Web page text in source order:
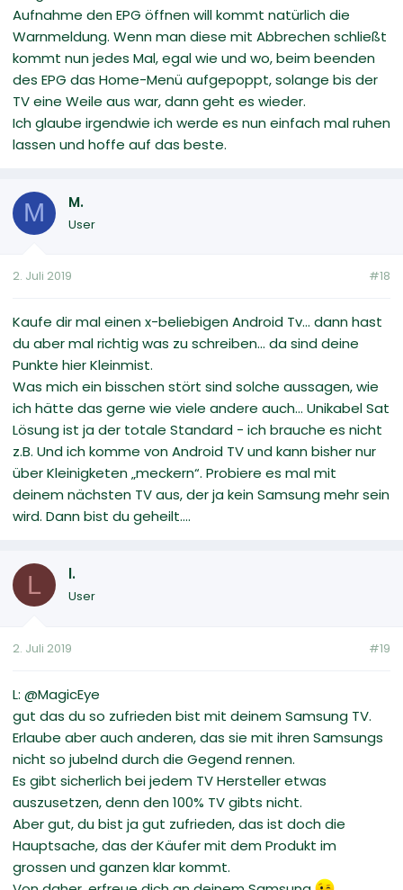
Aufnahme den EPG öffnen will kommt natürlich die
Warnmeldung. Wenn man diese mit Abbrechen schließt
kommt nun jedes Mal, egal wie und wo, beim beenden
des EPG das Home-Menü aufgepoppt, solange bis der
TV eine Weile aus war, dann geht es wieder.
Ich glaube irgendwie ich werde es nun einfach mal ruhen
lassen und hoffe auf das beste.
M M.
User
2. Juli 2019 #18
Kaufe dir mal einen x-beliebigen Android Tv... dann hast
du aber mal richtig was zu schreiben... da sind deine
Punkte hier Kleinmist.
Was mich ein bisschen stört sind solche aussagen, wie
ich hätte das gerne wie viele andere auch... Unikabel Sat
Lösung ist ja der totale Standard - ich brauche es nicht
z.B. Und ich komme von Android TV und kann bisher nur
über Kleinigketen „meckern“. Probiere es mal mit
deinem nächsten TV aus, der ja kein Samsung mehr sein
wird. Dann bist du geheilt....
L l.
User
2. Juli 2019 #19
L: @MagicEye
gut das du so zufrieden bist mit deinem Samsung TV.
Erlaube aber auch anderen, das sie mit ihren Samsungs
nicht so jubelnd durch die Gegend rennen.
Es gibt sicherlich bei jedem TV Hersteller etwas
auszusetzen, denn den 100% TV gibts nicht.
Aber gut, du bist ja gut zufrieden, das ist doch die
Hauptsache, das der Käufer mit dem Produkt im
grossen und ganzen klar kommt.